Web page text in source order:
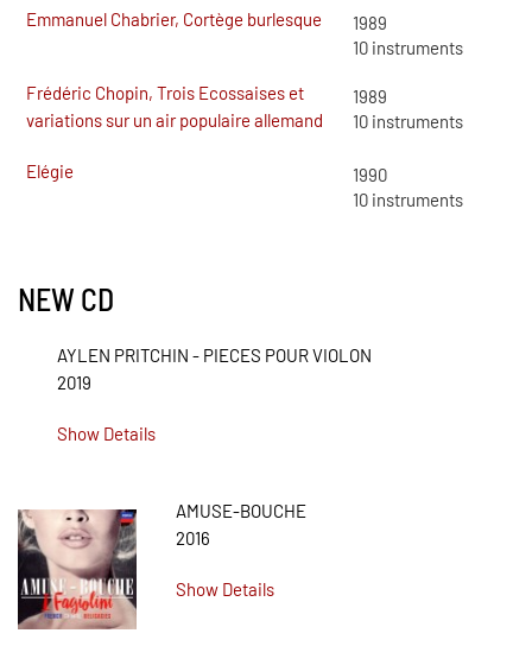
Emmanuel Chabrier, Cortège burlesque
1989
10 instruments
Frédéric Chopin, Trois Ecossaises et
variations sur un air populaire allemand
1989
10 instruments
Elégie
1990
10 instruments
NEW CD
AYLEN PRITCHIN - PIECES POUR VIOLON
2019
Show Details
AMUSE-BOUCHE
2016
Show Details